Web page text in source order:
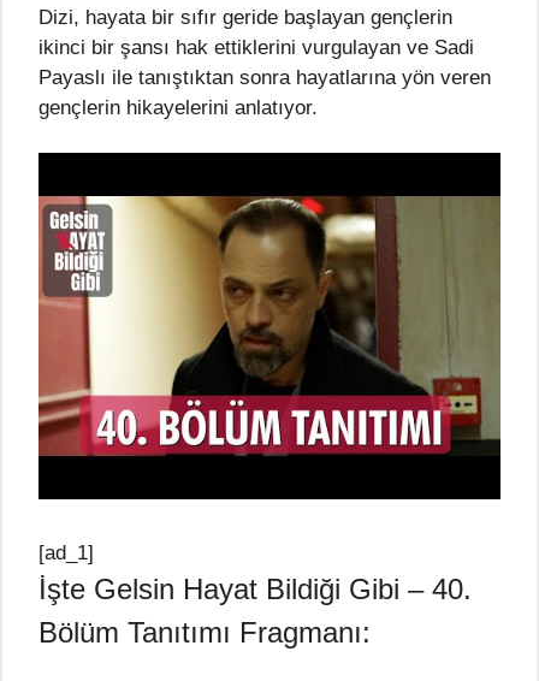
Dizi, hayata bir sıfır geride başlayan gençlerin
ikinci bir şansı hak ettiklerini vurgulayan ve Sadi
Payaslı ile tanıştıktan sonra hayatlarına yön veren
gençlerin hikayelerini anlatıyor.
[ad_1]
İşte Gelsin Hayat Bildiği Gibi – 40.
Bölüm Tanıtımı Fragmanı: